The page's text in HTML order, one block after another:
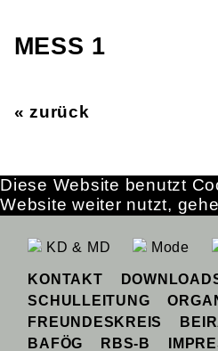
MESS 1
« zurück
KD & MD Mode
KONTAKT
SCHULLEITUNG
FREUNDESKREIS
BAFÖG
RBS-B
Diese Website benutzt
Website weiter nutzt,